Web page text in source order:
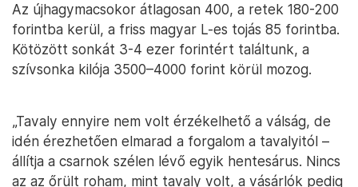
Az újhagymacsokor átlagosan 400, a retek 180-200
forintba kerül, a friss magyar L-es tojás 85 forintba.
Kötözött sonkát 3-4 ezer forintért találtunk, a
szívsonka kilója 3500–4000 forint körül mozog.
„Tavaly ennyire nem volt érzékelhető a válság, de
idén érezhetően elmarad a forgalom a tavalyitól –
állítja a csarnok szélen lévő egyik hentesárus. Nincs
az az őrült roham, mint tavaly volt, a vásárlók pedig